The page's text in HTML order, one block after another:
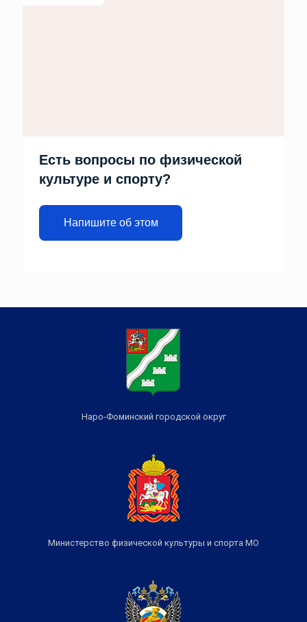
Есть вопросы по физической
культуре и спорту?
Напишите об этом
Наро-Фоминский городской округ
Министерство физической культуры и спорта МО